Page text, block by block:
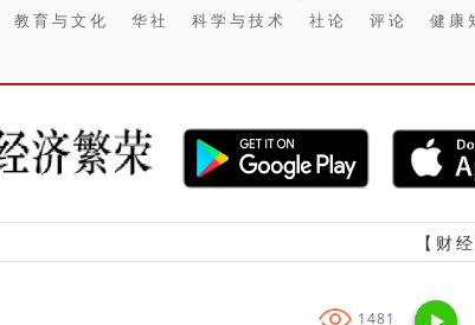
教育与文化 华社 科学与技术 社论 评论 健康
【财经】 在信息
1481